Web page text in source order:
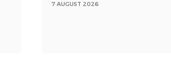
7 AUGUST 2026